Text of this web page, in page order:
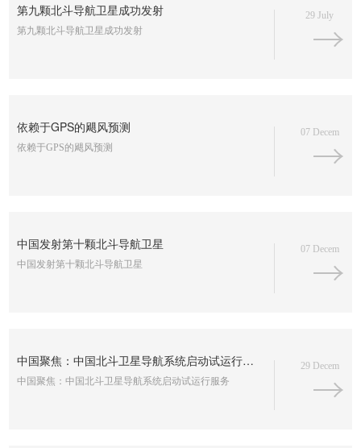
第九颗北斗导航卫星成功发射
第九颗北斗导航卫星成功发射
29 July
依赖于GPS的飓风预测
依赖于GPS的飓风预测
07 Decem
中国发射第十颗北斗导航卫星
中国发射第十颗北斗导航卫星
07 Decem
中国聚焦：中国北斗卫星导航系统启动试运行服务
中国聚焦：中国北斗卫星导航系统启动试运行服务
29 Decem